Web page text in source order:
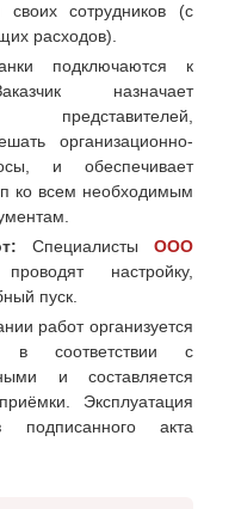
сотрудников (с
расходов).
подключаются к
назначает
представителей,
организационно-
и обеспечивает
ко всем необходимым
Специалисты ООО
настройку,
пуск.
работ организуется
в соответствии с
и составляется
Эксплуатация
подписанного акта